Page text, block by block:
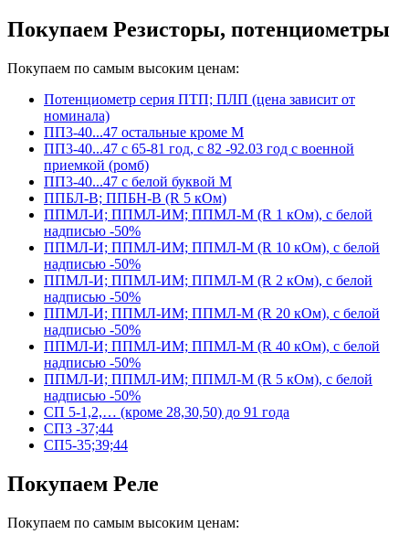
Покупаем Резисторы, потенциометры
Покупаем по самым высоким ценам:
Потенциометр серия ПТП; ПЛП (цена зависит от
номинала)
ПП3-40...47 остальные кроме М
ПП3-40...47 с 65-81 год, с 82 -92.03 год с военной
приемкой (ромб)
ПП3-40...47 с белой буквой М
ППБЛ-В; ППБН-В (R 5 кОм)
ППМЛ-И; ППМЛ-ИМ; ППМЛ-М (R 1 кОм), с белой
надписью -50%
ППМЛ-И; ППМЛ-ИМ; ППМЛ-М (R 10 кОм), с белой
надписью -50%
ППМЛ-И; ППМЛ-ИМ; ППМЛ-М (R 2 кОм), с белой
надписью -50%
ППМЛ-И; ППМЛ-ИМ; ППМЛ-М (R 20 кОм), с белой
надписью -50%
ППМЛ-И; ППМЛ-ИМ; ППМЛ-М (R 40 кОм), с белой
надписью -50%
ППМЛ-И; ППМЛ-ИМ; ППМЛ-М (R 5 кОм), с белой
надписью -50%
СП 5-1,2,… (кроме 28,30,50) до 91 года
СП3 -37;44
СП5-35;39;44
Покупаем Реле
Покупаем по самым высоким ценам: